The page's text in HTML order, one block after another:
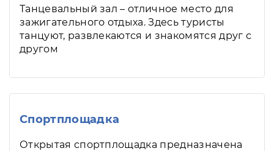
Танцевальный зал – отличное место для
зажигательного отдыха. Здесь туристы
танцуют, развлекаются и знакомятся друг с
другом
Спортплощадка
Открытая спортплощадка предназначена